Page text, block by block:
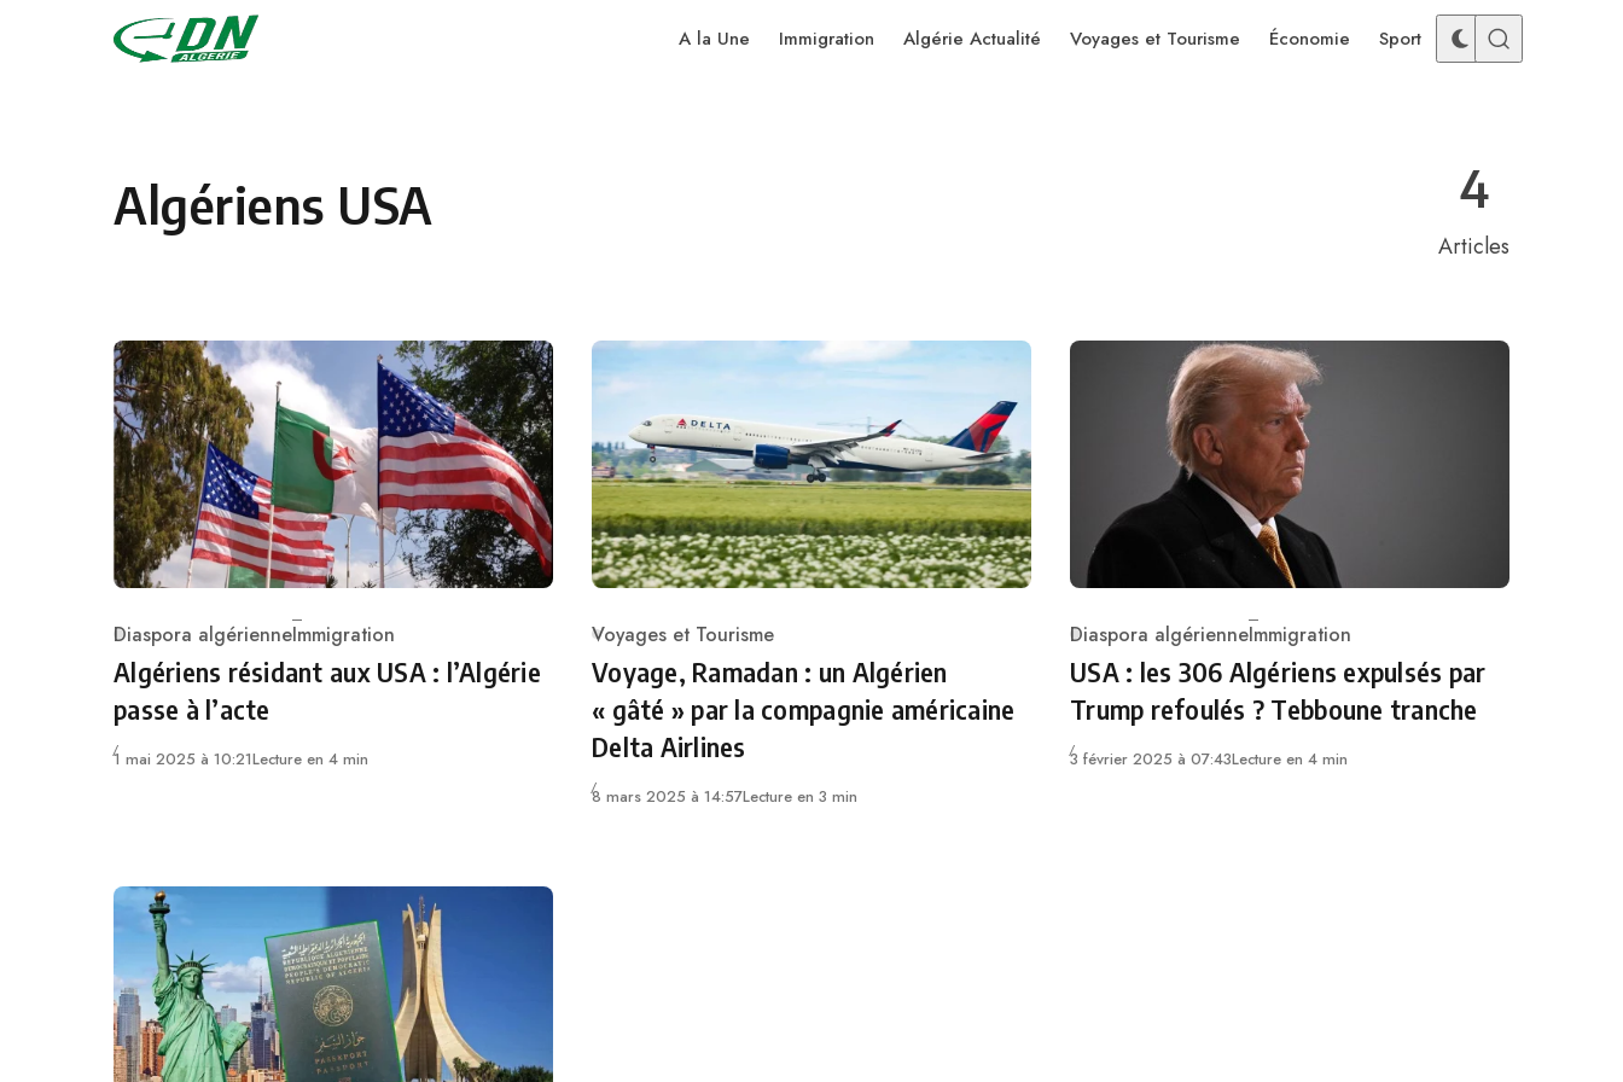
Skip to content
A la Une Immigration Algérie Actualité Voyages et Tourisme Économie Sport
Algériens USA 4
Articles
Category
Diaspora algérienneImmigration
Algériens résidant aux USA : l’Algérie
passe à l’acte
1 mai 2025 à 10:21Lecture en 4 min
Category
Voyages et Tourisme
Voyage, Ramadan : un Algérien
« gâté » par la compagnie américaine
Delta Airlines
8 mars 2025 à 14:57Lecture en 3 min
Category
Diaspora algérienneImmigration
USA : les 306 Algériens expulsés par
Trump refoulés ? Tebboune tranche
3 février 2025 à 07:43Lecture en 4 min